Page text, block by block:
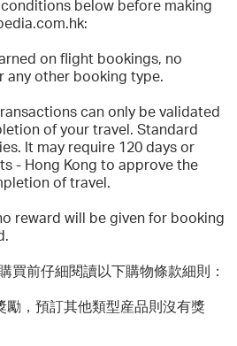
below before making
on flight bookings, no
any other booking type.
can only be validated
of your travel. Standard
It may require 120 days or
- Hong Kong to approve the
of travel.
reward will be given for booking
買前仔細閱讀以下購物條款細則：
勵，預訂其他類型産品則沒有獎